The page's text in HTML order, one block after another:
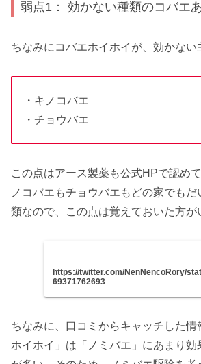
弱点1： 効かない種類のコバエ
ちなみにコバエホイホイが、効かない
・キノコバエ
・チョウバエ
この点はアース製薬も公式HPで認め
ノコバエもチョウバエもどの家でも
類なので、この点は覚えておいた方が
https://twitter.com/NenNencoRory/
69371762693
ちなみに、口コミからキャッチした
ホイホイ」は「ノミバエ」にあまり